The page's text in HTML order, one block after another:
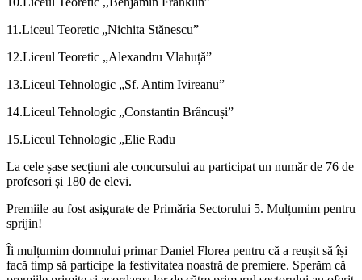
11.Liceul Teoretic „Nichita Stănescu”
12.Liceul Teoretic „Alexandru Vlahuță”
13.Liceul Tehnologic „Sf. Antim Ivireanu”
14.Liceul Tehnologic „Constantin Brâncuși”
15.Liceul Tehnologic „Elie Radu
La cele șase secțiuni ale concursului au participat un număr de 76 de
profesori și 180 de elevi.
Premiile au fost asigurate de Primăria Sectorului 5. Mulțumim pentru
sprijin!
Îi mulțumim domnului primar Daniel Florea pentru că a reușit să își
facă timp să participe la festivitatea noastră de premiere. Sperăm că